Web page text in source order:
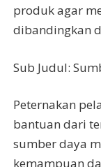
produk agar
dibandingkan
Sub Judul:
Peternakan
bantuan dari
sumber daya
kemampuan